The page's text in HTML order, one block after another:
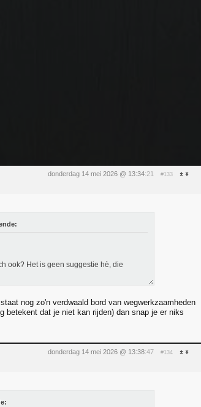
donderdag 14 mei 2026 @ 13:34:21 #133
ook? Het is geen suggestie hè, die
nog zo'n verdwaald bord van wegwerkzaamheden
betekent dat je niet kan rijden) dan snap je er niks
donderdag 14 mei 2026 @ 13:38:47 #134